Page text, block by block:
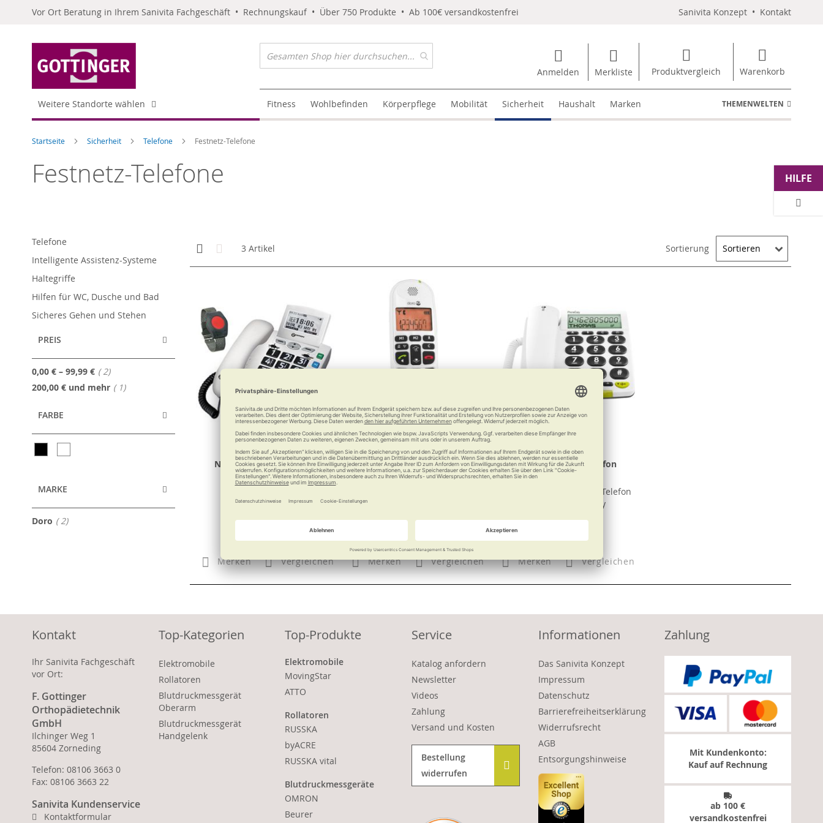
Vor Ort Beratung in Ihrem Sanivita Fachgeschäft • Rechnungskauf • Über 750 Produkte • Ab 100€ versandkostenfrei Sanivita Konzept • Kontakt
Anmelden Merkliste Produktvergleich Warenkorb
Weitere Standorte wählen Fitness Wohlbefinden Körperpflege Mobilität Sicherheit Haushalt Marken THEMENWELTEN
Startseite Sicherheit Telefone Festnetz-Telefone
Festnetz-Telefone
Anzeigen
als
Kachelansicht
3 Artikel Sortierung
Notruftelefon Easywave
Komfort-Telefon mit
249,00 €
Merken Vergleichen
Doro Schnurlostelefon
PhoneEasy 100w
45,00 €
Merken Vergleichen
Doro Großtastentelefon
PhoneEasy 312cs
Einfach zu bedienendes Telefon
mit großem Display
45,00 €
Merken Vergleichen
Telefone
Intelligente Assistenz-Systeme
Haltegriffe
Hilfen für WC, Dusche und Bad
Sicheres Gehen und Stehen
PREIS
0,00 € – 99,99 € 2Artikel
200,00 € und mehr 1Artikel
FARBE
MARKE
Doro 2Artikel
HILFE
Kontakt
Ihr Sanivita Fachgeschäft
vor Ort:
F. Gottinger
Orthopädietechnik
GmbH
Ilchinger Weg 1
85604 Zorneding
Telefon: 08106 3663 0
Fax: 08106 3663 22
Sanivita Kundenservice
Kontaktformular
Top-Kategorien
Elektromobile
Rollatoren
Blutdruckmessgerät
Oberarm
Blutdruckmessgerät
Handgelenk
Top-Produkte
Elektromobile
MovingStar
ATTO
Rollatoren
RUSSKA
byACRE
RUSSKA vital
Blutdruckmessgeräte
OMRON
Beurer
Service
Katalog anfordern
Newsletter
Videos
Zahlung
Versand und Kosten
Bestellung
widerrufen
Informationen
Das Sanivita Konzept
Impressum
Datenschutz
Barrierefreiheitserklärung
Widerrufsrecht
AGB
Entsorgungshinweise
Zahlung
Mit Kundenkonto:
Kauf auf Rechnung
ab 100 €
versandkostenfrei